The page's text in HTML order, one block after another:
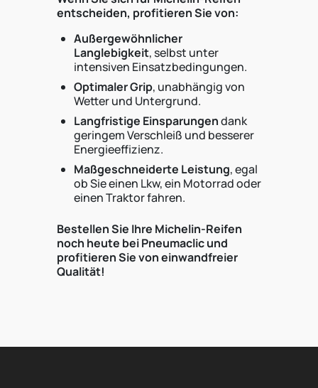
entscheiden, profitieren Sie von:
Außergewöhnlicher
Langlebigkeit, selbst unter
intensiven Einsatzbedingungen.
Optimaler Grip, unabhängig von
Wetter und Untergrund.
Langfristige Einsparungendank
geringem Verschleiß und besserer
Energieeffizienz.
Maßgeschneiderte Leistung, egal
ob Sie einen Lkw, ein Motorrad oder
einen Traktor fahren.
Bestellen Sie Ihre Michelin-Reifen
noch heute bei Pneumaclic und
profitieren Sie von einwandfreier
Qualität!